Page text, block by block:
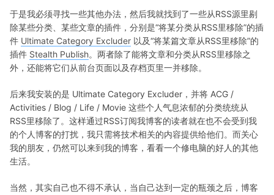
于是我必须寻找一些其他办法，然后我就找到了一些从RSS源里剔
除某些分类、某些文章的插件，分别是“将某分类从RSS里移除”的插
件 Ultimate Category Excluder 以及“将某篇文章从RSS里移除”的
插件 Stealth Publish。两者除了能将文章和分类从RSS里移除之
外，还能将它们从前台页面以及存档页里一并移除。
后来我安装的是 Ultimate Category Excluder，并将 ACG /
Activities / Blog / Life / Movie 这些个人气息浓郁的分类统统从
RSS里移除了。这样通过RSS订阅我博客的读者就在也不会受到我
的个人博客的打扰，我只需将技术相关的内容提供给他们。而关心
我的朋友，仍然可以来到我的博客，看看一个修电脑的好人的其他
生活。
当然，其实自己也不得不承认，当自己达到一定的瓶颈之后，博客